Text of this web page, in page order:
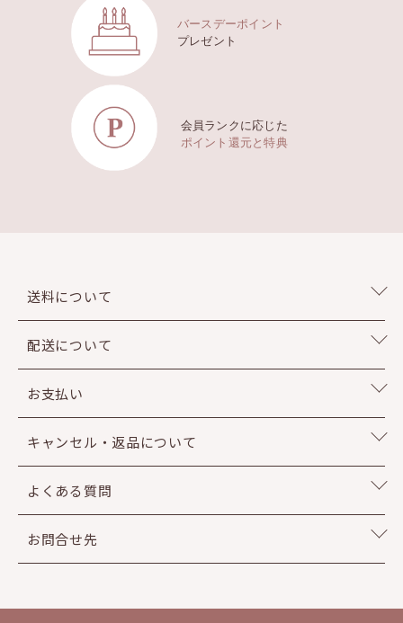
バースデーポイント
プレゼント
会員ランクに応じた
ポイント還元と特典
送料について
配送について
お支払い
キャンセル・返品について
よくある質問
お問合せ先